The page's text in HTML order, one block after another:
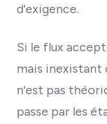
d'exigence.
Si le flux
mais inexistant
n'est pas
passe par les